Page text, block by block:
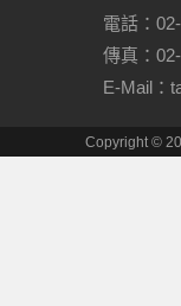
電話：
傳真：
E-Mail：
Copyright ©